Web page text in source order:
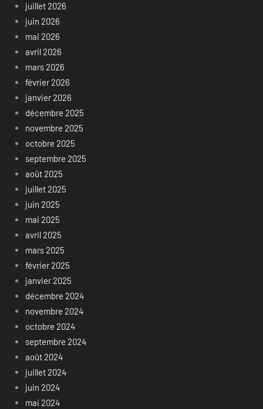
juillet 2026
juin 2026
mai 2026
avril 2026
mars 2026
février 2026
janvier 2026
décembre 2025
novembre 2025
octobre 2025
septembre 2025
août 2025
juillet 2025
juin 2025
mai 2025
avril 2025
mars 2025
février 2025
janvier 2025
décembre 2024
novembre 2024
octobre 2024
septembre 2024
août 2024
juillet 2024
juin 2024
mai 2024